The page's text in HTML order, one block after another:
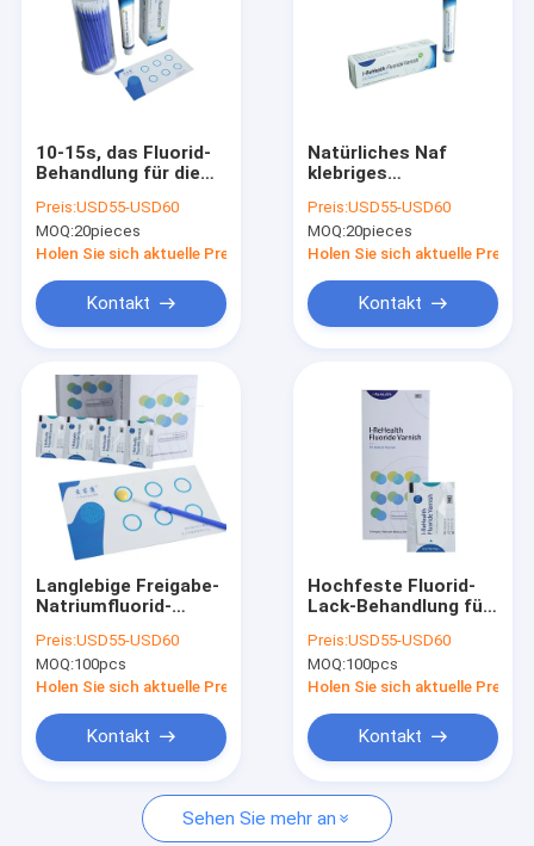
Produkte
Über uns
Werksbesichtigung
Neuigkeiten
Blog
Zahnmedizinischer Fluorid-Lack
10-15s, das Fluorid-
Behandlung für die
CER der Kinder
kuriert
Preis:USD55-USD60
MOQ:20pieces
Holen Sie sich aktuelle Preis
Kontakt
Natürliches Naf
klebriges
Lack-Fluorid des
Harz-5% verhindern
Zahnverfall
Preis:USD55-USD60
MOQ:20pieces
Holen Sie sich aktuelle Preis
Kontakt
Langlebige Freigabe-
Natriumfluorid-
Zahnpflegen der
Kinder
Preis:USD55-USD60
MOQ:100pcs
Holen Sie sich aktuelle Preis
Kontakt
Hochfeste Fluorid-
Lack-Behandlung für
Preis:USD55-USD60
MOQ:100pcs
Holen Sie sich aktuelle Preis
Kontakt
Sehen Sie mehr an